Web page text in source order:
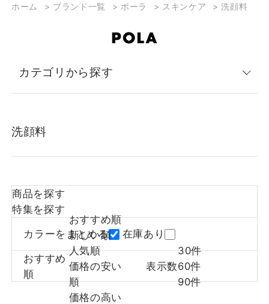
ホーム > ブランド一覧 > ポーラ > スキンケア >洗顔料
カテゴリから探す
洗顔料
商品を探す
特集を探す
カラーをまとめる 在庫あり
おすすめ
順
おすすめ順
新しい順
人気順
価格の安い
順
価格の高い
表示数
30件
60件
90件